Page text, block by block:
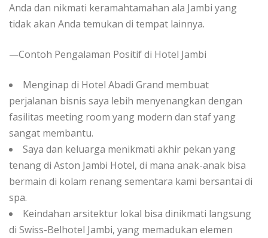
Anda dan nikmati keramahtamahan ala Jambi yang
tidak akan Anda temukan di tempat lainnya.
—Contoh Pengalaman Positif di Hotel Jambi
Menginap di Hotel Abadi Grand membuat
perjalanan bisnis saya lebih menyenangkan dengan
fasilitas meeting room yang modern dan staf yang
sangat membantu.
Saya dan keluarga menikmati akhir pekan yang
tenang di Aston Jambi Hotel, di mana anak-anak bisa
bermain di kolam renang sementara kami bersantai di
spa.
Keindahan arsitektur lokal bisa dinikmati langsung
di Swiss-Belhotel Jambi, yang memadukan elemen